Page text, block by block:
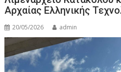
k ίτ
ε
Αρχαίας Ελληνικής
20/05/2026 admin